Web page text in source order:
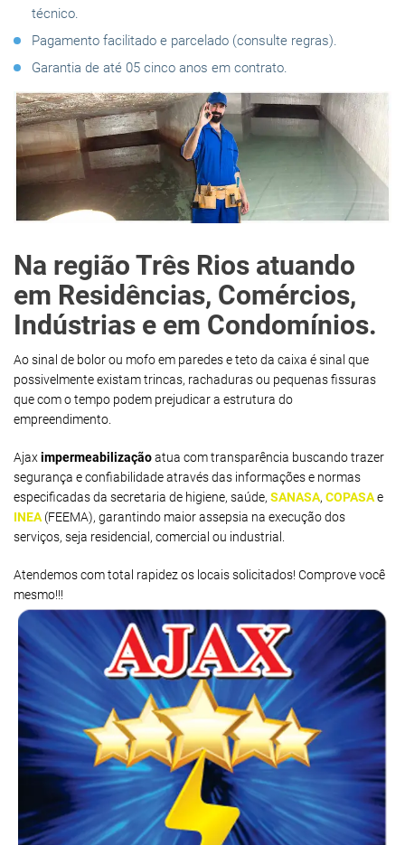
técnico.
Pagamento facilitado e parcelado (consulte regras).
Garantia de até 05 cinco anos em contrato.
Na região Três Rios atuando
em Residências, Comércios,
Indústrias e em Condomínios.
Ao sinal de bolor ou mofo em paredes e teto da caixa é sinal que
possivelmente existam trincas, rachaduras ou pequenas fissuras
que com o tempo podem prejudicar a estrutura do
empreendimento.
Ajaximpermeabilizaçãoatua com transparência buscando trazer
segurança e confiabilidade através das informações e normas
especificadas da secretaria de higiene, saúde, SANASA, COPASAe
INEA (FEEMA), garantindo maior assepsia na execução dos
serviços, seja residencial, comercial ou industrial.
Atendemos com total rapidez os locais solicitados! Comprove você
mesmo!!!